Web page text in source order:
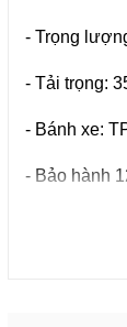
- Trọng
- Tải trọng:
- Bánh xe:
- Bảo hành
Sản xuất
Công nghệ